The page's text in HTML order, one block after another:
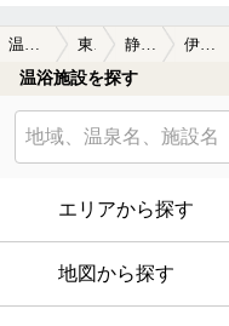
温泉TOP 東海 静岡県 伊豆高原
温浴施設を探す
エリアから探す
地図から探す